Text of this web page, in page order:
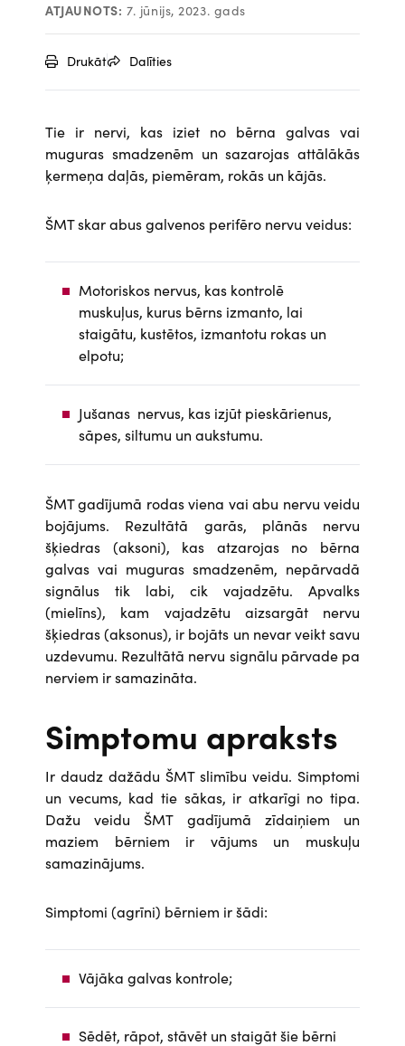
ATJAUNOTS: 7. jūnijs, 2023. gads
Drukāt Dalīties
Tie ir nervi, kas iziet no bērna galvas vai
muguras smadzenēm un sazarojas attālākās
ķermeņa daļās, piemēram, rokās un kājās.
ŠMT skar abus galvenos perifēro nervu veidus:
Motoriskos nervus, kas kontrolē
muskuļus, kurus bērns izmanto, lai
staigātu, kustētos, izmantotu rokas un
elpotu;
Jušanas nervus, kas izjūt pieskārienus,
sāpes, siltumu un aukstumu.
ŠMT gadījumā rodas viena vai abu nervu veidu
bojājums. Rezultātā garās, plānās nervu
šķiedras (aksoni), kas atzarojas no bērna
galvas vai muguras smadzenēm, nepārvadā
signālus tik labi, cik vajadzētu. Apvalks
(mielīns), kam vajadzētu aizsargāt nervu
šķiedras (aksonus), ir bojāts un nevar veikt savu
uzdevumu. Rezultātā nervu signālu pārvade pa
nerviem ir samazināta.
Simptomu apraksts
Ir daudz dažādu ŠMT slimību veidu. Simptomi
un vecums, kad tie sākas, ir atkarīgi no tipa.
Dažu veidu ŠMT gadījumā zīdaiņiem un
maziem bērniem ir vājums un muskuļu
samazinājums.
Simptomi (agrīni) bērniem ir šādi:
Vājāka galvas kontrole;
Sēdēt, rāpot, stāvēt un staigāt šie bērni